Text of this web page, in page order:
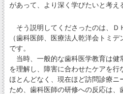
があって、より深く学びたいと考え
そう説明してくださったのは、Ｄ
（歯科医師、医療法人乾洋会トミデ
です。
当時、一般的な歯科医学教育は健
を理解し、障害に合わせたケアを行
ほとんどなく、現在ほど訪問診療ニ
ため、歯科医師の研修への反応は、